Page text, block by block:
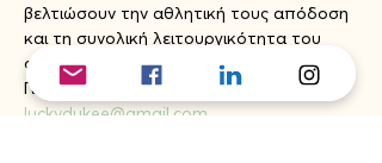
βελτιώσουν την αθλητική τους απόδοση
και τη συνολική λειτουργικότητα του
σώματος.
Για πληροφορίες στείλτε email στο
luckydukee@gmail.com